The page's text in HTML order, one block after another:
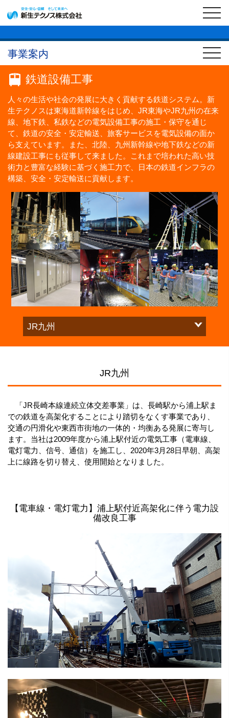
事業案内
鉄道設備工事
人々の生活や社会の発展に大きく貢献する鉄道システム。新
生テクノスは東海道新幹線をはじめ、JR東海やJR九州の在来
線、地下鉄、私鉄などの電気設備工事の施工・保守を通じ
て、鉄道の安全・安定輸送、旅客サービスを電気設備の面か
ら支えています。また、北陸、九州新幹線や地下鉄などの新
線建設工事にも従事して来ました。これまで培われた高い技
術力と豊富な経験に基づく施工力で、日本の鉄道インフラの
構築、安全・安定輸送に貢献します。
JR九州
「JR長崎本線連続立体交差事業」は、長崎駅から浦上駅ま
での鉄道を高架化することにより踏切をなくす事業であり、
交通の円滑化や東西市街地の一体的・均衡ある発展に寄与し
ます。当社は2009年度から浦上駅付近の電気工事（電車線、
電灯電力、信号、通信）を施工し、2020年3月28日早朝、高架
上に線路を切り替え、使用開始となりました。
【電車線・電灯電力】浦上駅付近高架化に伴う電力設
備改良工事